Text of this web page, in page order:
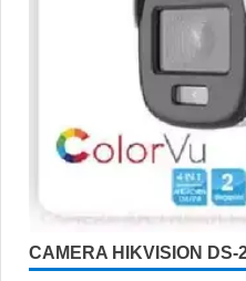
CAMERA HIKVISION